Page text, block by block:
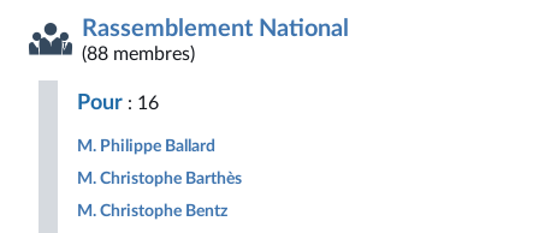
Rassemblement National
(88 membres)
Pour : 16
M. Philippe Ballard
M. Christophe Barthès
M. Christophe Bentz